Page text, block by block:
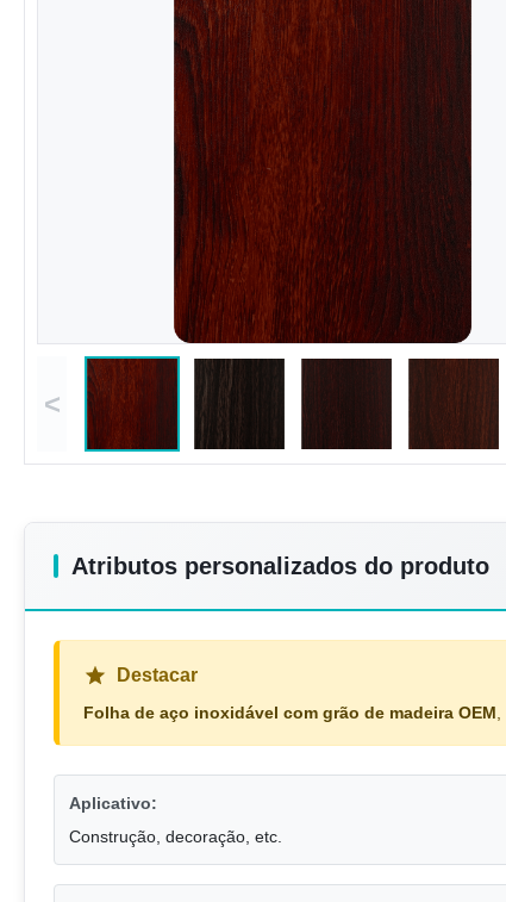
<
Atributos personalizados do produto
Destacar
Folha de aço inoxidável com grão de madeira OEM
Aplicativo:
Construção, decoração, etc.